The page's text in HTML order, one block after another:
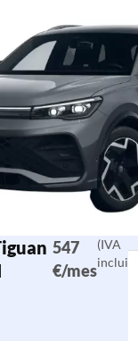
547
€/mes
(IVA
incluido)